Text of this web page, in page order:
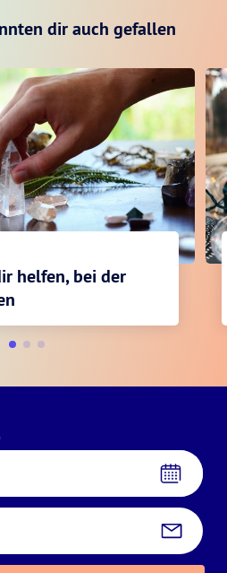
dir auch gefallen
helfen, bei der